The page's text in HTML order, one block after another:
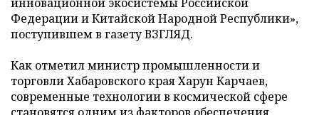
Федерации и Китайской Народной Республики»,
поступившем в газету ВЗГЛЯД.
Как отметил министр промышленности и
торговли Хабаровского края Харун Карчаев,
современные технологии в космической сфере